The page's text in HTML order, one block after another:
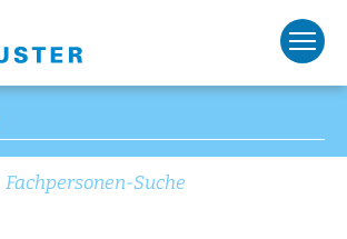
Fachpersonen-Suche